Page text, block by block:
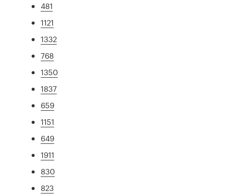
481
1121
1332
768
1350
1837
659
1151
649
1911
830
823